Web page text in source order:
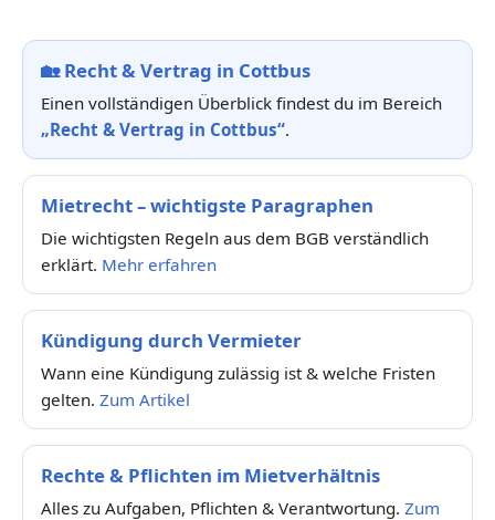
🏡Recht & Vertrag in Cottbus
Einen vollständigen Überblick findest du im Bereich
„Recht & Vertrag in Cottbus“.
Mietrecht – wichtigste Paragraphen
Die wichtigsten Regeln aus dem BGB verständlich
erklärt. Mehr erfahren
Kündigung durch Vermieter
Wann eine Kündigung zulässig ist & welche Fristen
gelten. Zum Artikel
Rechte & Pflichten im Mietverhältnis
Alles zu Aufgaben, Pflichten & Verantwortung. Zum